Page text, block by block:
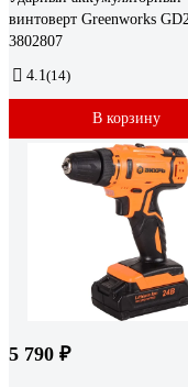
винтоверт Greenworks
3802807
4.1 (14)
В корзину
5 790 ₽